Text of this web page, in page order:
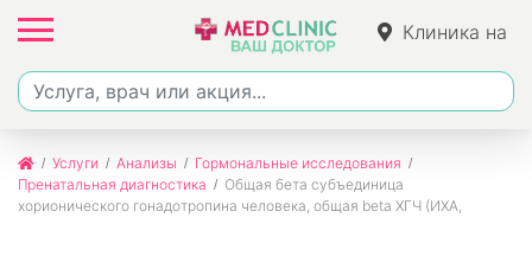
Клиника на
Ленина
Услуги Анализы
Гормональные исследования
Пренатальная диагностика
Общая бета субъединица
хорионического гонадотропина человека, общая beta ХГЧ (ИХА,